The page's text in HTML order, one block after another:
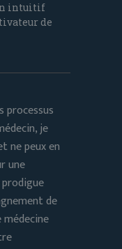
intuitif
de
processus
je
ne peux en
une
de